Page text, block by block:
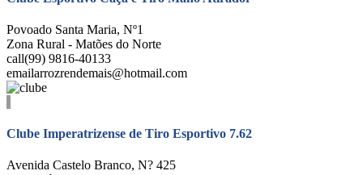
Povoado Santa Maria, Nº1
Zona Rural - Matões do Norte
call(99) 9816-40133
emailarrozrendemais@hotmail.com
Clube Imperatrizense de Tiro Esportivo 7.62
Avenida Castelo Branco, N? 425